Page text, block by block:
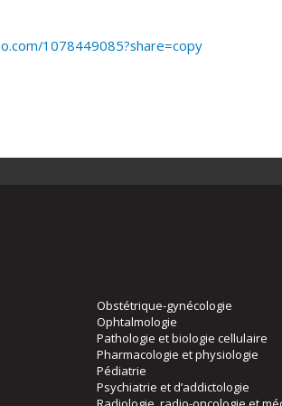
1078449085?share=copy
Obstétrique-gynécologie
Ophtalmologie
Pathologie et biologie cellulaire
Pharmacologie et physiologie
Pédiatrie
Psychiatrie et d’addictologie